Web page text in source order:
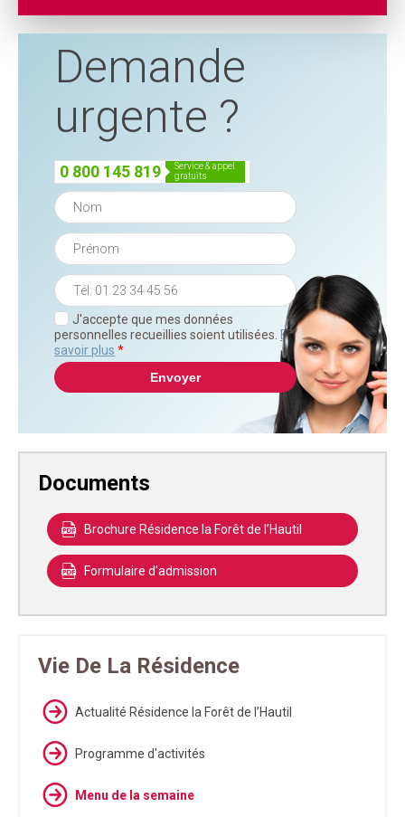
Demande
urgente ?
0 800 145 819
service & appel
gratuits
J'accepte que mes données
personnelles recueillies soient utilisées. En
savoir plus *
Documents
Brochure Résidence la Forêt de l’Hautil
Formulaire d'admission
Vie De La Résidence
Actualité Résidence la Forêt de l’Hautil
Programme d'activités
Menu de la semaine